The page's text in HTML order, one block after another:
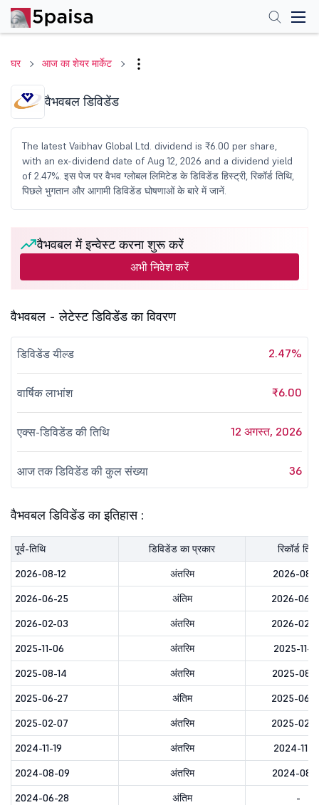
घर आज का शेयर मार्केट
वैभवबल डिविडेंड
The latest Vaibhav Global Ltd. dividend is ₹6.00 per share,
with an ex-dividend date of Aug 12, 2026 and a dividend yield
of 2.47%. इस पेज पर वैभव ग्लोबल लिमिटेड के डिविडेंड हिस्ट्री, रिकॉर्ड तिथि,
पिछले भुगतान और आगामी डिविडेंड घोषणाओं के बारे में जानें.
वैभवबल में इन्वेस्ट करना शुरू करें
अभी निवेश करें
वैभवबल - लेटेस्ट डिविडेंड का विवरण
डिविडेंड यील्ड 2.47%
वार्षिक लाभांश ₹6.00
एक्स-डिविडेंड की तिथि 12 अगस्त, 2026
आज तक डिविडेंड की कुल संख्या 36
वैभवबल डिविडेंड का इतिहास :
पूर्व-तिथि डिविडेंड का प्रकार
रिकॉर्ड तिथि
2026-08-12
अंतरिम
2026-08-
2026-06-25
अंतिम
2026-06-
2026-02-03
अंतरिम
2026-02-
2025-11-06
अंतरिम
2025-11-
2025-08-14
अंतरिम
2025-08-
2025-06-27
अंतिम
2025-06-
2025-02-07
अंतरिम
2025-02-
2024-11-19
अंतरिम
2024-11-
2024-08-09
अंतरिम
2024-08-
2024-06-28
अंतिम -